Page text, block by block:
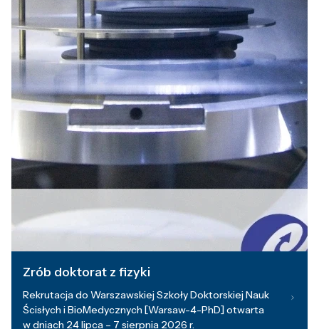
Zrób doktorat z fizyki
Rekrutacja do Warszawskiej Szkoły Doktorskiej Nauk
Ścisłych i BioMedycznych [Warsaw-4-PhD] otwarta
w dniach 24 lipca – 7 sierpnia 2026 r.